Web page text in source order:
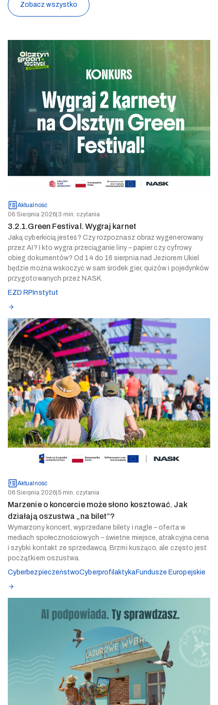
Zobacz wszystko
Aktualność
06 Sierpnia 2026| 3 min. czytania
3.2.1.Green Festival. Wygraj karnet
Jaką cyberkicią jesteś? Czy rozpoznasz obraz wygenerowany
przez AI? I kto wygra przeciąganie liny – papier czy cyfrowy
obieg dokumentów? Od 14 do 16 sierpnia nad Jeziorem Ukiel
będzie można wskoczyć w sam środek gier, quizów i pojedynków
przygotowanych przez NASK.
EZD RP Instytut
Aktualność
06 Sierpnia 2026 5 min. czytania
Marzenie o koncercie może słono kosztować. Jak
działają oszustwa „na bilet”?
Wymarzony koncert, wyprzedane bilety i nagle – oferta w
mediach społecznościowych – świetne miejsce, atrakcyjna cena
i szybki kontakt ze sprzedawcą. Brzmi kusząco, ale często jest
początkiem oszustwa.
CyberbezpieczeństwoCyberprofilaktyka Fundusze Europejskie